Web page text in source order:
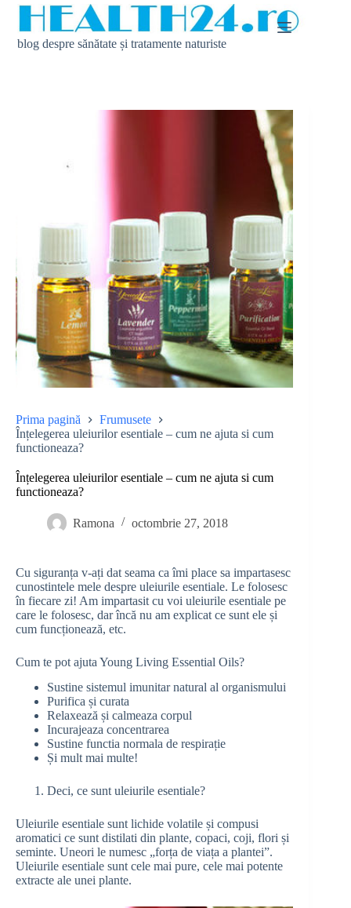
conținut
blog despre sănătate și tratamente naturiste
Prima pagină
Frumusete
Înțelegerea uleiurilor esentiale – cum ne ajuta si cum
functioneaza?
Înțelegerea uleiurilor esentiale – cum ne ajuta si cum
functioneaza?
Ramona octombrie 27, 2018
Cu siguranța v-ați dat seama ca îmi place sa impartasesc
cunostintele mele despre uleiurile esentiale. Le folosesc
în fiecare zi! Am impartasit cu voi uleiurile esentiale pe
care le folosesc, dar încă nu am explicat ce sunt ele și
cum funcționează, etc.
Cum te pot ajuta Young Living Essential Oils?
Sustine sistemul imunitar natural al organismului
Purifica și curata
Relaxează și calmeaza corpul
Incurajeaza concentrarea
Sustine functia normala de respirație
Și mult mai multe!
Deci, ce sunt uleiurile esentiale?
Uleiurile esentiale sunt lichide volatile și compusi
aromatici ce sunt distilati din plante, copaci, coji, flori și
seminte. Uneori le numesc „forța de viața a plantei”.
Uleiurile esentiale sunt cele mai pure, cele mai potente
extracte ale unei plante.